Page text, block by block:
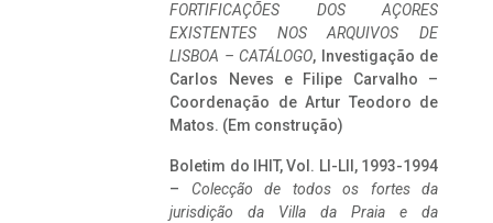
FORTIFICAÇÕES DOS AÇORES
EXISTENTES NOS ARQUIVOS DE
LISBOA – CATÁLOGO, Investigação de
Carlos Neves e Filipe Carvalho –
Coordenação de Artur Teodoro de
Matos. (Em construção)
Boletim do IHIT, Vol. LI-LII, 1993-1994
– Colecção de todos os fortes da
jurisdição da Villa da Praia e da